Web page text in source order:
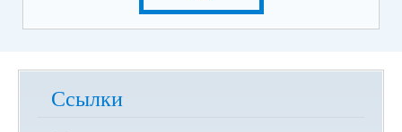
Ссылки